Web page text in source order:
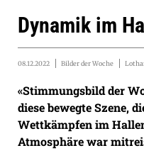
Dynamik im
08.12.2022 Bilder der Woche
«Stimmungsbild der
diese bewegte Szene,
Wettkämpfen im
Atmosphäre war